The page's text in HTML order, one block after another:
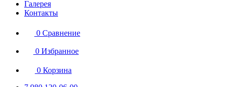
Галерея
Контакты
0 Сравнение
0 Избранное
0 Корзина